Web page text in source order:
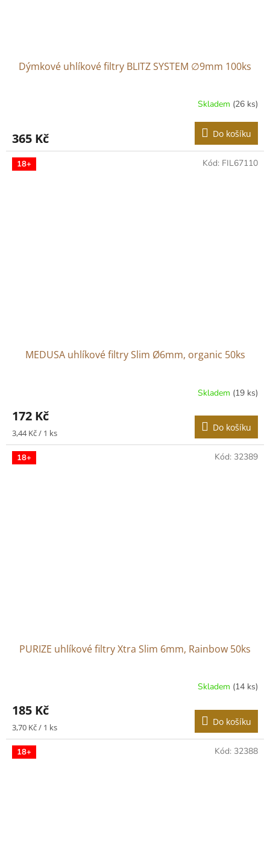
Dýmkové uhlíkové filtry BLITZ SYSTEM ∅9mm 100ks
Skladem (26 ks)
365 Kč Do košíku
18+
MEDUSA uhlíkové filtry Slim Ø6mm, organic 50ks
Skladem (19 ks)
172 Kč
Měrná
cena:
3,44 Kč / 1 ks Do košíku
Kód: FIL67110
18+
PURIZE uhlíkové filtry Xtra Slim 6mm, Rainbow 50ks
produktu
je
5,0
z
5
Skladem (14 ks)
185 Kč
Měrná
cena:
3,70 Kč / 1 ks Do košíku
Kód: 32389
18+ Kód: 32388